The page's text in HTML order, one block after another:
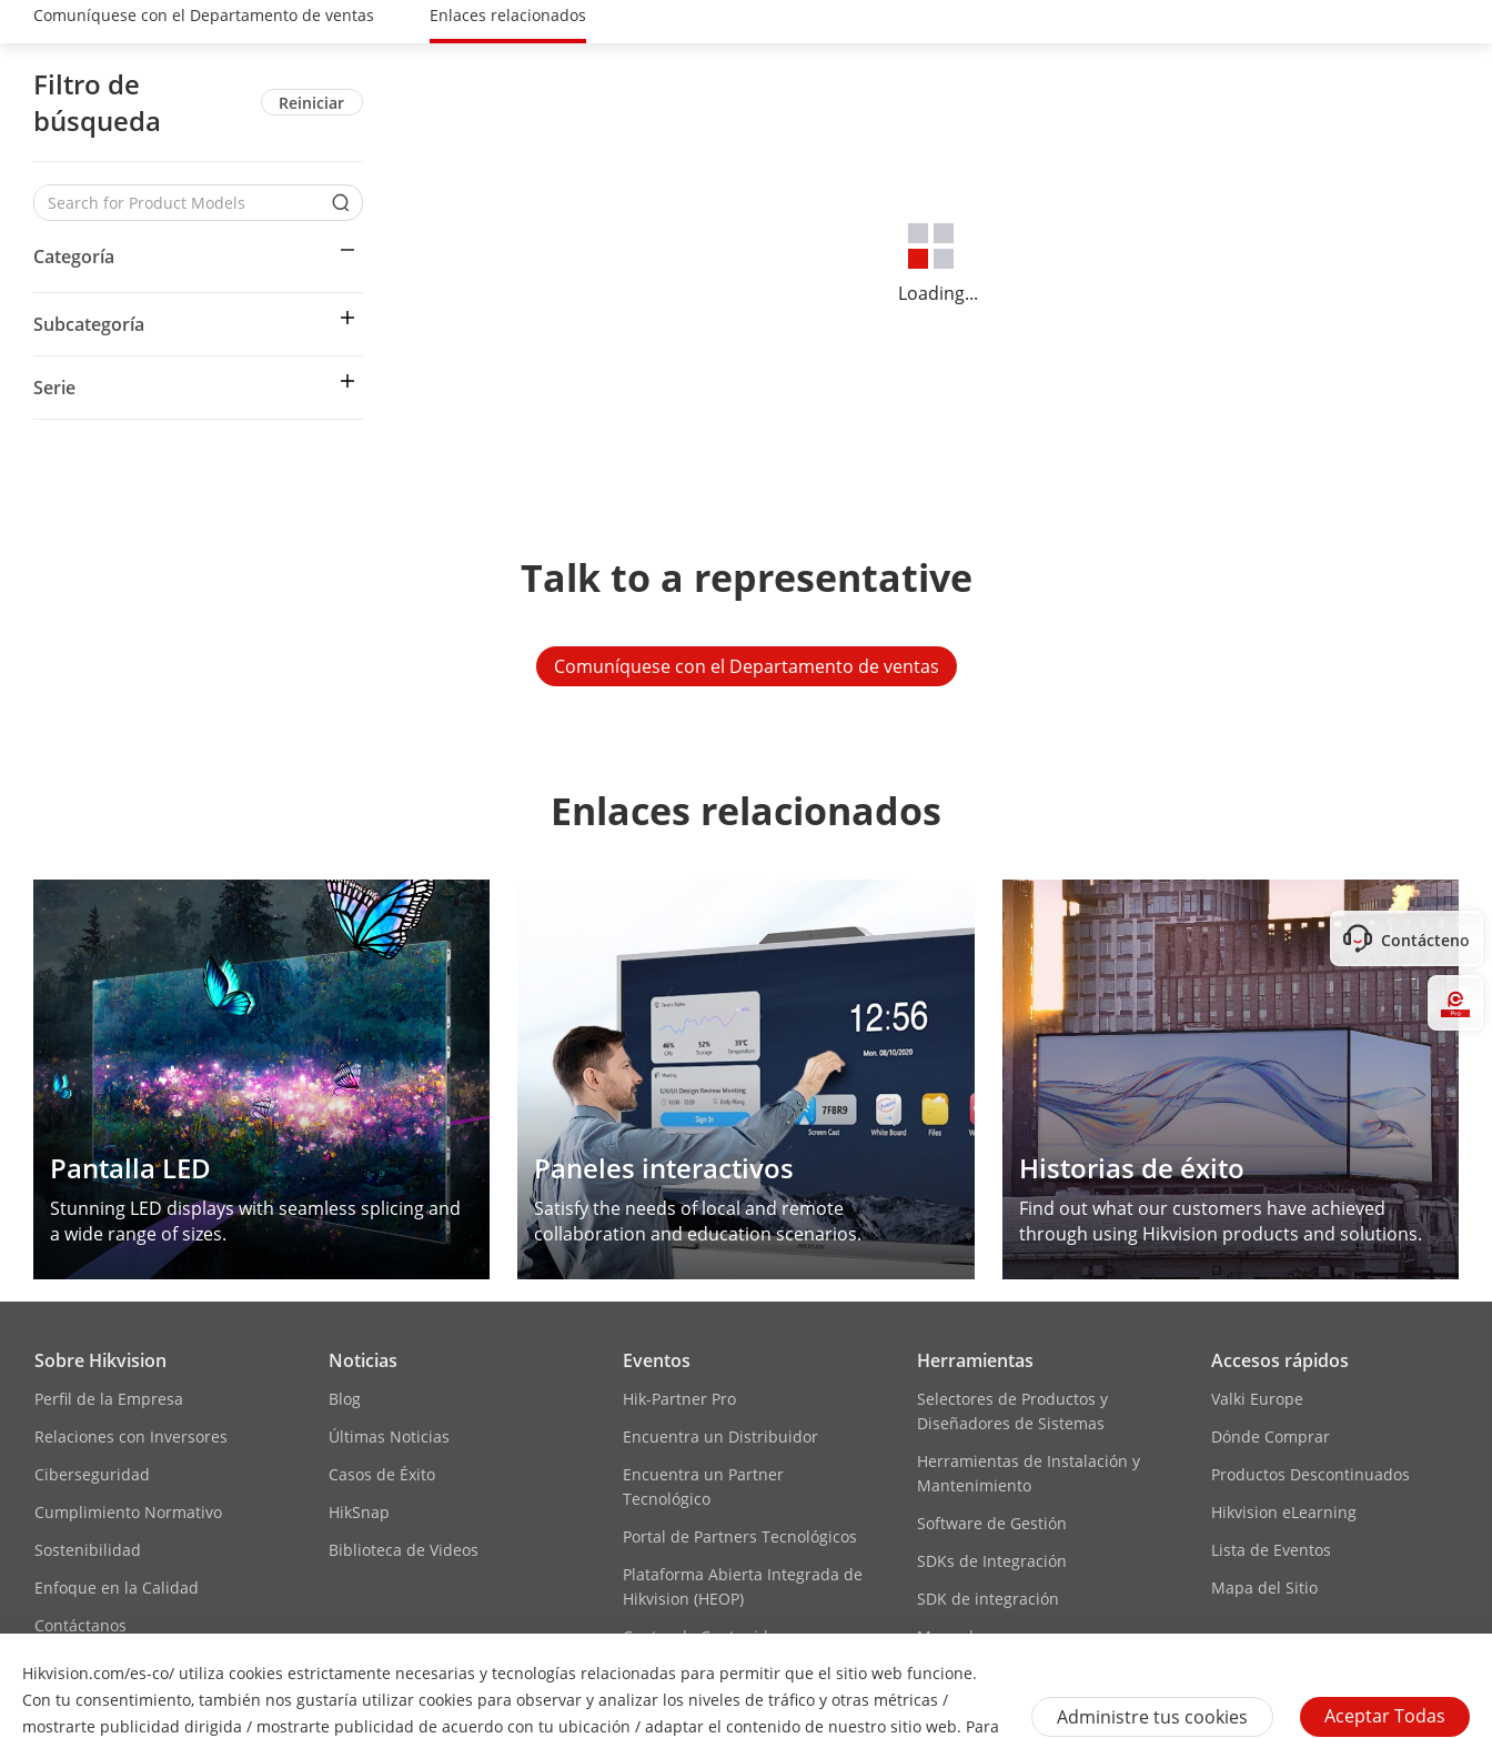
Comuníquese con el Departamento de ventas Enlaces relacionados
Filtro de
búsqueda
Reiniciar
Categoría
Subcategoría
Serie
Loading...
Talk to a representative
Comuníquese con el Departamento de ventas
Enlaces relacionados
Pantalla LED
Stunning LED displays with seamless splicing and
a wide range of sizes.
Paneles interactivos
Satisfy the needs of local and remote
collaboration and education scenarios.
Historias de éxito
Find out what our customers have achieved
through using Hikvision products and solutions.
Hikvision.com/es-co/ utiliza cookies estrictamente necesarias y tecnologías relacionadas para permitir que el sitio web funcione.
Con tu consentimiento, también nos gustaría utilizar cookies para observar y analizar los niveles de tráfico y otras métricas /
mostrarte publicidad dirigida / mostrarte publicidad de acuerdo con tu ubicación / adaptar el contenido de nuestro sitio web. Para
Administre tus cookies Aceptar Todas
Contáctenos
Sobre Hikvision
Perfil de la Empresa
Relaciones con Inversores
Ciberseguridad
Cumplimiento Normativo
Sostenibilidad
Enfoque en la Calidad
Contáctanos
Preguntas Frecuentes
Noticias
Blog
Últimas Noticias
Casos de Éxito
HikSnap
Biblioteca de Videos
Eventos
Hik-Partner Pro
Encuentra un Distribuidor
Encuentra un Partner
Tecnológico
Portal de Partners Tecnológicos
Plataforma Abierta Integrada de
Hikvision (HEOP)
Centro de Contenido
Herramientas
Selectores de Productos y
Diseñadores de Sistemas
Herramientas de Instalación y
Mantenimiento
Software de Gestión
SDKs de Integración
SDK de integración
Mapa de recursos
Accesos rápidos
Valki Europe
Dónde Comprar
Productos Descontinuados
Hikvision eLearning
Lista de Eventos
Mapa del Sitio